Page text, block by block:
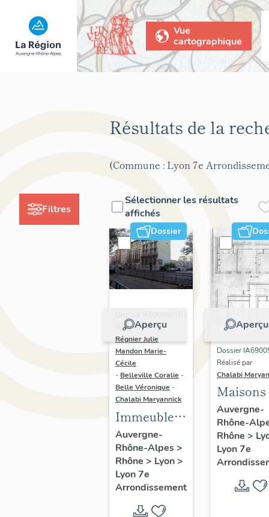
Vue
cartographique
Filtres
Résultats de la
(Commune : Lyon 7e
Sélectionner les résultats
affichés
Dossier
Aperçu
Réalisé par
Régnier Julie
Mandon Marie-
Cécile
- Belleville Coralie -
Belle Véronique -
Chalabi Maryannick
Immeubles
du secteur
d'étude La
Guillotière
Auvergne-
Rhône-Alpes>
Rhône > Lyon>
Lyon 7e
Arrondissement
Aperçu
Dossier
Réalisé par
Chalabi
Maisons
Auvergne-
Rhône-
Rhône >
Lyon 7e